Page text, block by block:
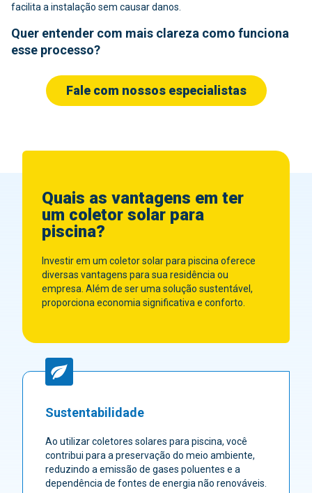
facilita a instalação sem causar danos.
Quer entender com mais clareza como funciona
esse processo?
Fale com nossos especialistas
Quais as vantagens em ter
um coletor solar para
piscina?
Investir em um coletor solar para piscina oferece
diversas vantagens para sua residência ou
empresa. Além de ser uma solução sustentável,
proporciona economia significativa e conforto.
Sustentabilidade
Ao utilizar coletores solares para piscina, você
contribui para a preservação do meio ambiente,
reduzindo a emissão de gases poluentes e a
dependência de fontes de energia não renováveis.